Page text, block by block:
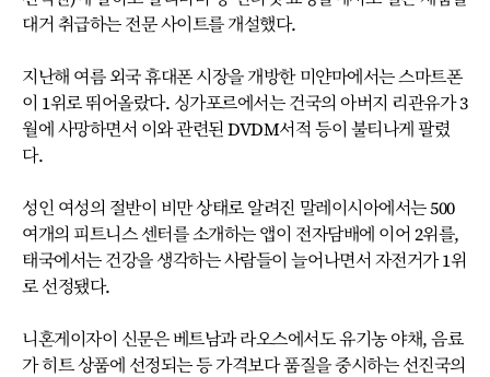
대거 취급하는 전문 사이트를 개설했다.
지난해 여름 외국 휴대폰 시장을 개방한 미얀마에서는 스마트폰
이 1위로 뛰어올랐다. 싱가포르에서는 건국의 아버지 리관유가 3
월에 사망하면서 이와 관련된 DVDM서적 등이 불티나게 팔렸
다.
성인 여성의 절반이 비만 상태로 알려진 말레이시아에서는 500
여개의 피트니스 센터를 소개하는 앱이 전자담배에 이어 2위를,
태국에서는 건강을 생각하는 사람들이 늘어나면서 자전거가 1위
로 선정됐다.
니혼게이자이 신문은 베트남과 라오스에서도 유기농 야채, 음료
가 히트 상품에 선정되는 등 가격보다 품질을 중시하는 선진국의